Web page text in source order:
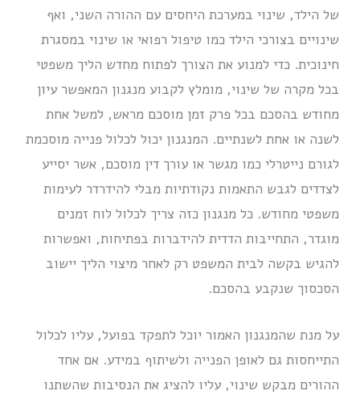
של הילד, שינוי במערכת היחסים עם ההורה השני, ואף
שינויים בצורכי הילד כמו טיפול רפואי או שינוי במסגרת
חינוכית. כדי למנוע את הצורך לפתוח מחדש הליך משפטי
בכל מקרה של שינוי, מומלץ לקבוע מנגנון המאפשר עיון
מחודש בהסכם בכל פרק זמן מוסכם מראש, למשל אחת
לשנה או אחת לשנתיים. המנגנון יכול לכלול פנייה מוסכמת
לגורם נייטרלי כמו מגשר או עורך דין מוסכם, אשר יסייע
לצדדים לגבש התאמות נקודתיות מבלי להידרדר לעימות
משפטי מחודש. כל מנגנון כזה צריך לכלול לוח זמנים
מוגדר, התחייבות הדדית להידברות בפתיחות, ואפשרות
להגיש בקשה לבית המשפט רק לאחר מיצוי הליך יישוב
הסכסוך שנקבע בהסכם.
על מנת שהמנגנון האמור יוכל לתפקד בפועל, עליו לכלול
התייחסות גם לאופן הפנייה ולשיתוף במידע. אם אחד
ההורים מבקש שינוי, עליו להציג את הנסיבות שהשתנו